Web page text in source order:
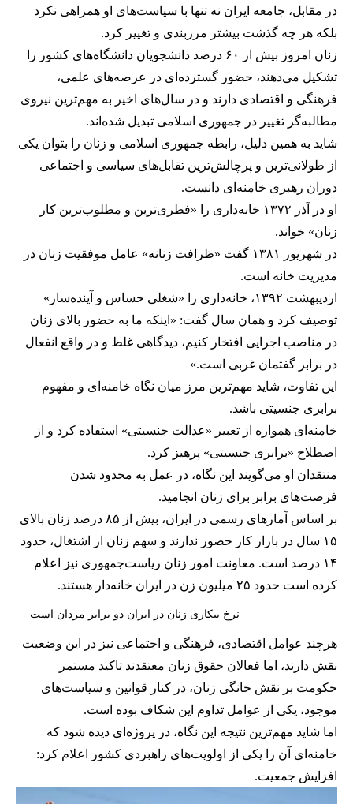
در مقابل، جامعه ایران نه تنها با سیاست‌های او همراهی نکرد
بلکه هر چه گذشت بیشتر مرزبندی و تغییر کرد.
زنان امروز بیش از ۶۰ درصد دانشجویان دانشگاه‌های کشور را
تشکیل می‌دهند، حضور گسترده‌ای در عرصه‌های علمی،
فرهنگی و اقتصادی دارند و در سال‌های اخیر به مهم‌ترین نیروی
مطالبه‌گر تغییر در جمهوری اسلامی تبدیل شده‌اند.
شاید به همین دلیل، رابطه جمهوری اسلامی و زنان را بتوان یکی
از طولانی‌ترین و پرچالش‌ترین تقابل‌های سیاسی و اجتماعی
دوران رهبری خامنه‌ای دانست.
او در آذر ۱۳۷۲ خانه‌داری را «فطری‌ترین و مطلوب‌ترین کار
زنان» خواند.
در شهریور ۱۳۸۱ گفت «ظرافت زنانه» عامل موفقیت زنان در
مدیریت خانه است.
اردیبهشت ۱۳۹۲، خانه‌داری را «شغلی حساس و آینده‌ساز»
توصیف کرد و همان سال گفت: «اینکه ما به حضور بالای زنان
در مناصب اجرایی افتخار کنیم، دیدگاهی غلط و در واقع انفعال
در برابر گفتمان غربی است.»
این تفاوت، شاید مهم‌ترین مرز میان نگاه خامنه‌ای و مفهوم
برابری جنسیتی باشد.
خامنه‌ای همواره از تعبیر «عدالت جنسیتی» استفاده کرد و از
اصطلاح «برابری جنسیتی» پرهیز کرد.
منتقدان او می‌گویند این نگاه، در عمل به محدود شدن
فرصت‌های برابر برای زنان انجامید.
بر اساس آمارهای رسمی در ایران، بیش از ۸۵ درصد زنان بالای
۱۵ سال در بازار کار حضور ندارند و سهم زنان از اشتغال، حدود
۱۴ درصد است. معاونت امور زنان ریاست‌جمهوری نیز اعلام
کرده است حدود ۲۵ میلیون زن در ایران خانه‌دار هستند.
نرخ بیکاری زنان در ایران دو برابر مردان است
هرچند عوامل اقتصادی، فرهنگی و اجتماعی نیز در این وضعیت
نقش دارند، اما فعالان حقوق زنان معتقدند تاکید مستمر
حکومت بر نقش خانگی زنان، در کنار قوانین و سیاست‌های
موجود، یکی از عوامل تداوم این شکاف بوده است.
اما شاید مهم‌ترین نتیجه این نگاه، در پروژه‌ای دیده شود که
خامنه‌ای آن را یکی از اولویت‌های راهبردی کشور اعلام کرد:
افزایش جمعیت.